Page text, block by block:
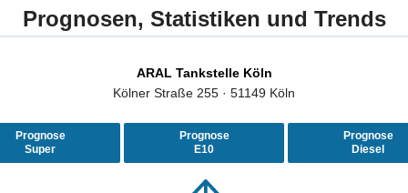
Prognosen, Statistiken und Trends
ARAL Tankstelle Köln
Kölner Straße 255 · 51149 Köln
Prognose
Super
Prognose
E10
Prognose
Diesel